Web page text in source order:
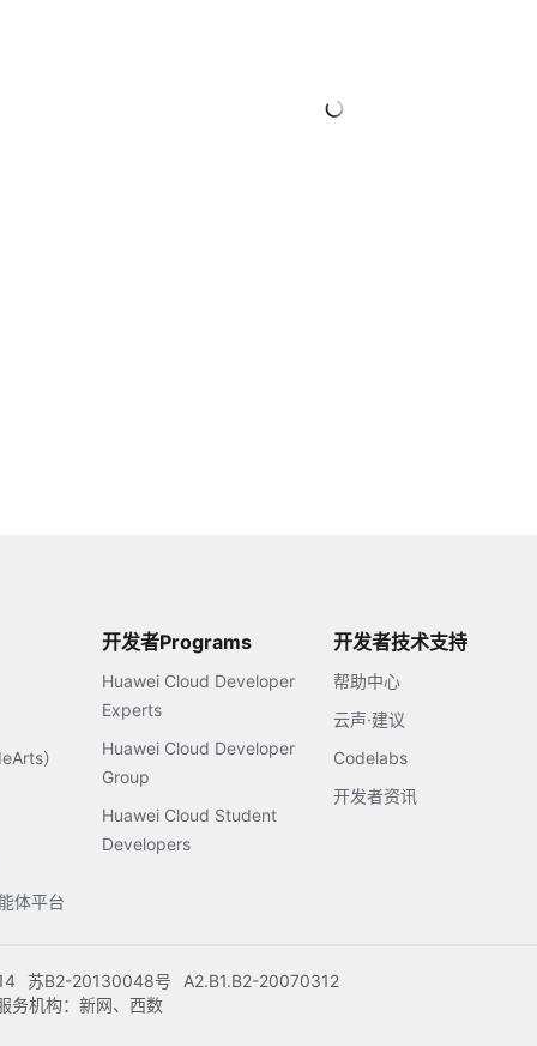
）
体平台
开发者Programs
Huawei Cloud Developer
Experts
Huawei Cloud Developer
Group
Huawei Cloud Student
Developers
开发者技术支持
帮助中心
云声·建议
Codelabs
开发者资讯
苏B2-20130048号
A2.B1.B2-20070312
务机构：新网、西数